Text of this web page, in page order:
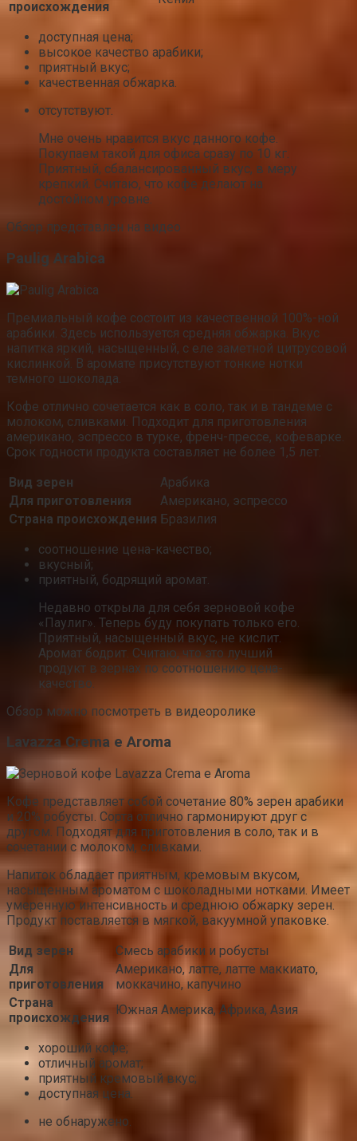
происхождения
доступная цена;
высокое качество арабики;
приятный вкус;
качественная обжарка.
отсутствуют.
Мне очень нравится вкус данного кофе.
Покупаем такой для офиса сразу по 10 кг.
Приятный, сбалансированный вкус, в меру
крепкий. Считаю, что кофе делают на
достойном уровне.
Обзор представлен на видео
Paulig Arabica
Премиальный кофе состоит из качественной 100%-ной
арабики. Здесь используется средняя обжарка. Вкус
напитка яркий, насыщенный, с еле заметной цитрусовой
кислинкой. В аромате присутствуют тонкие нотки
темного шоколада.
Кофе отлично сочетается как в соло, так и в тандеме с
молоком, сливками. Подходит для приготовления
американо, эспрессо в турке, френч-прессе, кофеварке.
Срок годности продукта составляет не более 1,5 лет.
Вид зерен
Арабика
Для приготовления
Американо, эспрессо
Страна происхождения Бразилия
соотношение цена-качество;
вкусный;
приятный, бодрящий аромат.
Недавно открыла для себя зерновой кофе
«Паулиг». Теперь буду покупать только его.
Приятный, насыщенный вкус, не кислит.
Аромат бодрит. Считаю, что это лучший
продукт в зернах по соотношению цена-
качество.
Обзор можно посмотреть в видеоролике
Lavazza Crema e Aroma
Кофе представляет собой сочетание 80% зерен арабики
и 20% робусты. Сорта отлично гармонируют друг с
другом. Подходят для приготовления в соло, так и в
сочетании с молоком, сливками.
Напиток обладает приятным, кремовым вкусом,
насыщенным ароматом с шоколадными нотками. Имеет
умеренную интенсивность и среднюю обжарку зерен.
Продукт поставляется в мягкой, вакуумной упаковке.
Вид зерен
Смесь арабики и робусты
Для
приготовления
Американо, латте, латте маккиато,
моккачино, капучино
Страна
происхождения
Южная Америка, Африка, Азия
хороший кофе;
отличный аромат;
приятный кремовый вкус;
доступная цена.
не обнаружено.